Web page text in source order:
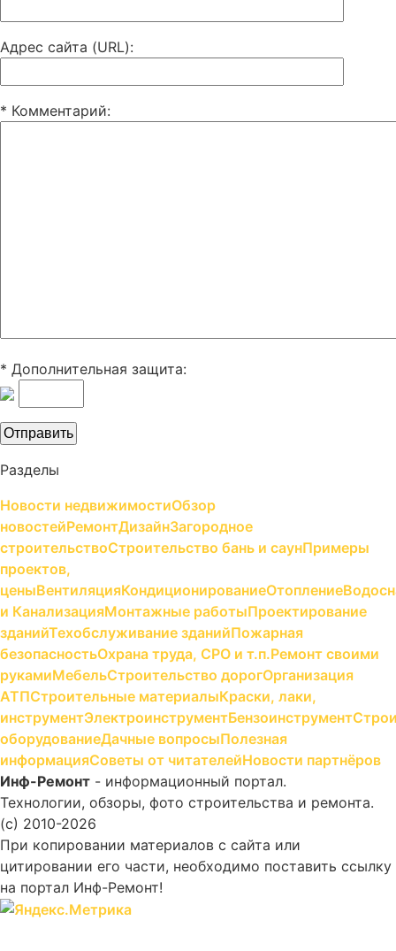
Адрес сайта (URL):
* Комментарий:
* Дополнительная защита:
Разделы
Новости недвижимостиОбзор
новостейРемонтДизайнЗагородное
строительствоСтроительство бань и саунПримеры
проектов,
ценыВентиляцияКондиционированиеОтопление
и КанализацияМонтажные работыПроектирование
зданийТехобслуживание зданийПожарная
безопасностьОхрана труда, СРО и т.п.Ремонт своими
рукамиМебельСтроительство дорогОрганизация
АТПСтроительные материалыКраски, лаки,
инструментЭлектроинструментБензоинструмент
оборудованиеДачные вопросыПолезная
информацияСоветы от читателейНовости партнёров
Инф-Ремонт - информационный портал.
Технологии, обзоры, фото строительства и ремонта.
(c) 2010-2026
При копировании материалов с сайта или
цитировании его части, необходимо поставить ссылку
на портал Инф-Ремонт!